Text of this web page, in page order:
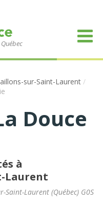
sur-Saint-Laurent /
Douce
à
Laurent
Saint-Laurent (Québec) G0S